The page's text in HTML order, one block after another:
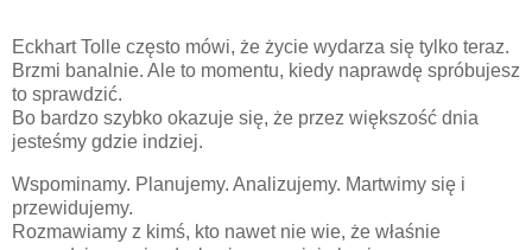
Eckhart Tolle często mówi, że życie wydarza się tylko teraz.
Brzmi banalnie. Ale to momentu, kiedy naprawdę spróbujesz
to sprawdzić.
Bo bardzo szybko okazuje się, że przez większość dnia
jesteśmy gdzie indziej.
Wspominamy. Planujemy. Analizujemy. Martwimy się i
przewidujemy.
Rozmawiamy z kimś, kto nawet nie wie, że właśnie